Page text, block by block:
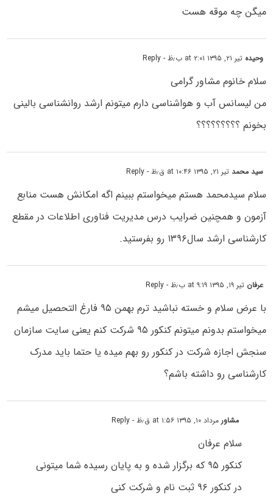
میگن چه موقه هست
وحیده تیر ۲۱, ۱۳۹۵ at ۲:۰۱ ب٫ظ - Reply
سلام خانوم مشاور گرامی
من لیسانس آب و هواشناسی دارم میتونم ارشد روانشناسی بالینی
بخونم ؟؟؟؟؟؟؟؟؟
سید محمدتیر ۲۱, ۱۳۹۵ at ۱۰:۴۶ ق٫ظ - Reply
سلام سیدمحمد هستم میخواستم ببینم اگه امکانش هست منابع
آزمون و همچنین ضرایب درس مدیریت فناوری اطلاعات در مقطع
کارشناسی ارشد سال۱۳۹۶ رو بفرستید.
عرفان تیر ۱۹, ۱۳۹۵ at ۹:۱۹ ب٫ظ - Reply
با عرض سلام و خسته نباشید ترم بهمن ۹۵ فارغ التحصیل میشم
میخواستم بدونم میتونم کنکور ۹۵ شرکت کنم یعنی سایت سازمان
سنجش اجازه شرکت در کنکور رو بهم میده یا حتما باید مدرک
کارشناسی رو داشته باشم؟
مشاورمرداد ۱۰, ۱۳۹۵ at ۱:۵۶ ق٫ظ - Reply
سلام عرفان
کنکور ۹۵ که برگزار شده و به پایان رسیده شما میتونی
در کنکور ۹۶ ثبت نام و شرکت کنی